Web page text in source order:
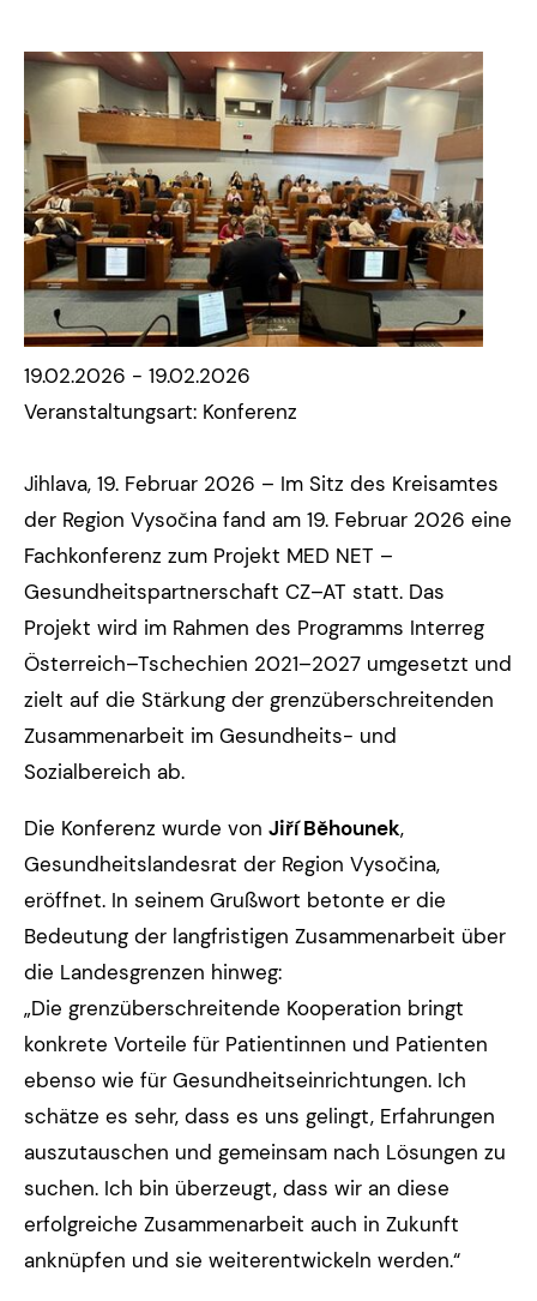
19.02.2026 - 19.02.2026
Veranstaltungsart: Konferenz
Jihlava, 19. Februar 2026 – Im Sitz des Kreisamtes
der Region Vysočina fand am 19. Februar 2026 eine
Fachkonferenz zum Projekt MED NET –
Gesundheitspartnerschaft CZ–AT statt. Das
Projekt wird im Rahmen des Programms Interreg
Österreich–Tschechien 2021–2027 umgesetzt und
zielt auf die Stärkung der grenzüberschreitenden
Zusammenarbeit im Gesundheits- und
Sozialbereich ab.
Die Konferenz wurde von Jiří Běhounek,
Gesundheitslandesrat der Region Vysočina,
eröffnet. In seinem Grußwort betonte er die
Bedeutung der langfristigen Zusammenarbeit über
die Landesgrenzen hinweg:
„Die grenzüberschreitende Kooperation bringt
konkrete Vorteile für Patientinnen und Patienten
ebenso wie für Gesundheitseinrichtungen. Ich
schätze es sehr, dass es uns gelingt, Erfahrungen
auszutauschen und gemeinsam nach Lösungen zu
suchen. Ich bin überzeugt, dass wir an diese
erfolgreiche Zusammenarbeit auch in Zukunft
anknüpfen und sie weiterentwickeln werden.“